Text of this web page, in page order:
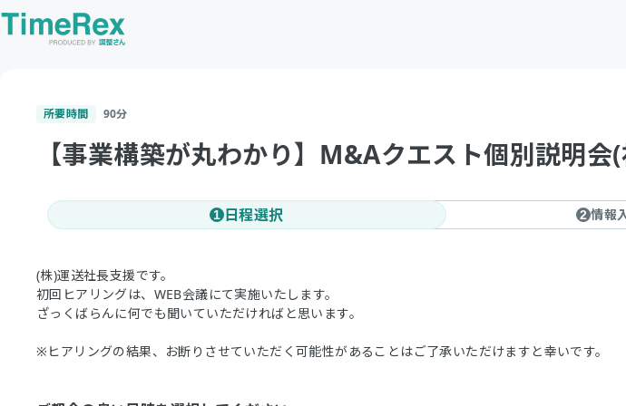
所要時間 90分
【事業構築が丸わかり】M&Aクエスト個別説明会
1 日程選択 2 情報
(株)運送社長支援です。
初回ヒアリングは、WEB会議にて実施いたします。
ざっくばらんに何でも聞いていただければと思います。
※ヒアリングの結果、お断りさせていただく可能性があることはご了承いただけますと幸いです。